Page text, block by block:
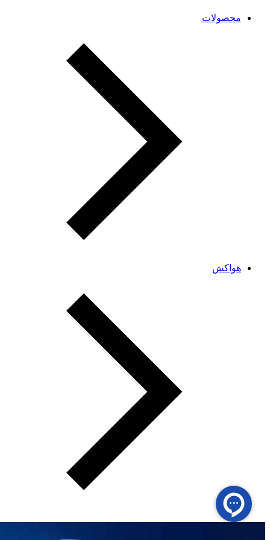
محصولات
هواکش